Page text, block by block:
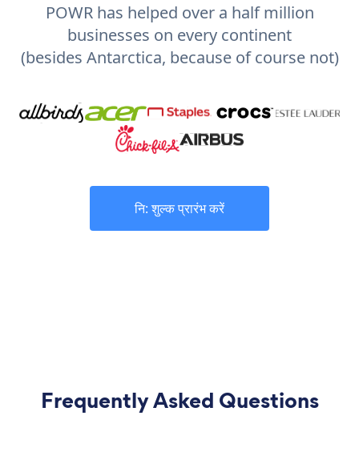
POWR has helped over a half million
businesses on every continent
(besides Antarctica, because of course not)
नि: शुल्क प्रारंभ करें
Frequently Asked Questions